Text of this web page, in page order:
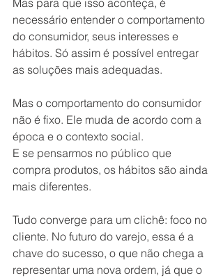
necessário entender o comportamento
do consumidor, seus interesses e
hábitos. Só assim é possível entregar
as soluções mais adequadas.
Mas o comportamento do consumidor
não é fixo. Ele muda de acordo com a
época e o contexto social.
E se pensarmos no público que
compra produtos, os hábitos são ainda
mais diferentes.
Tudo converge para um clichê: foco no
cliente. No futuro do varejo, essa é a
chave do sucesso, o que não chega a
representar uma nova ordem, já que o